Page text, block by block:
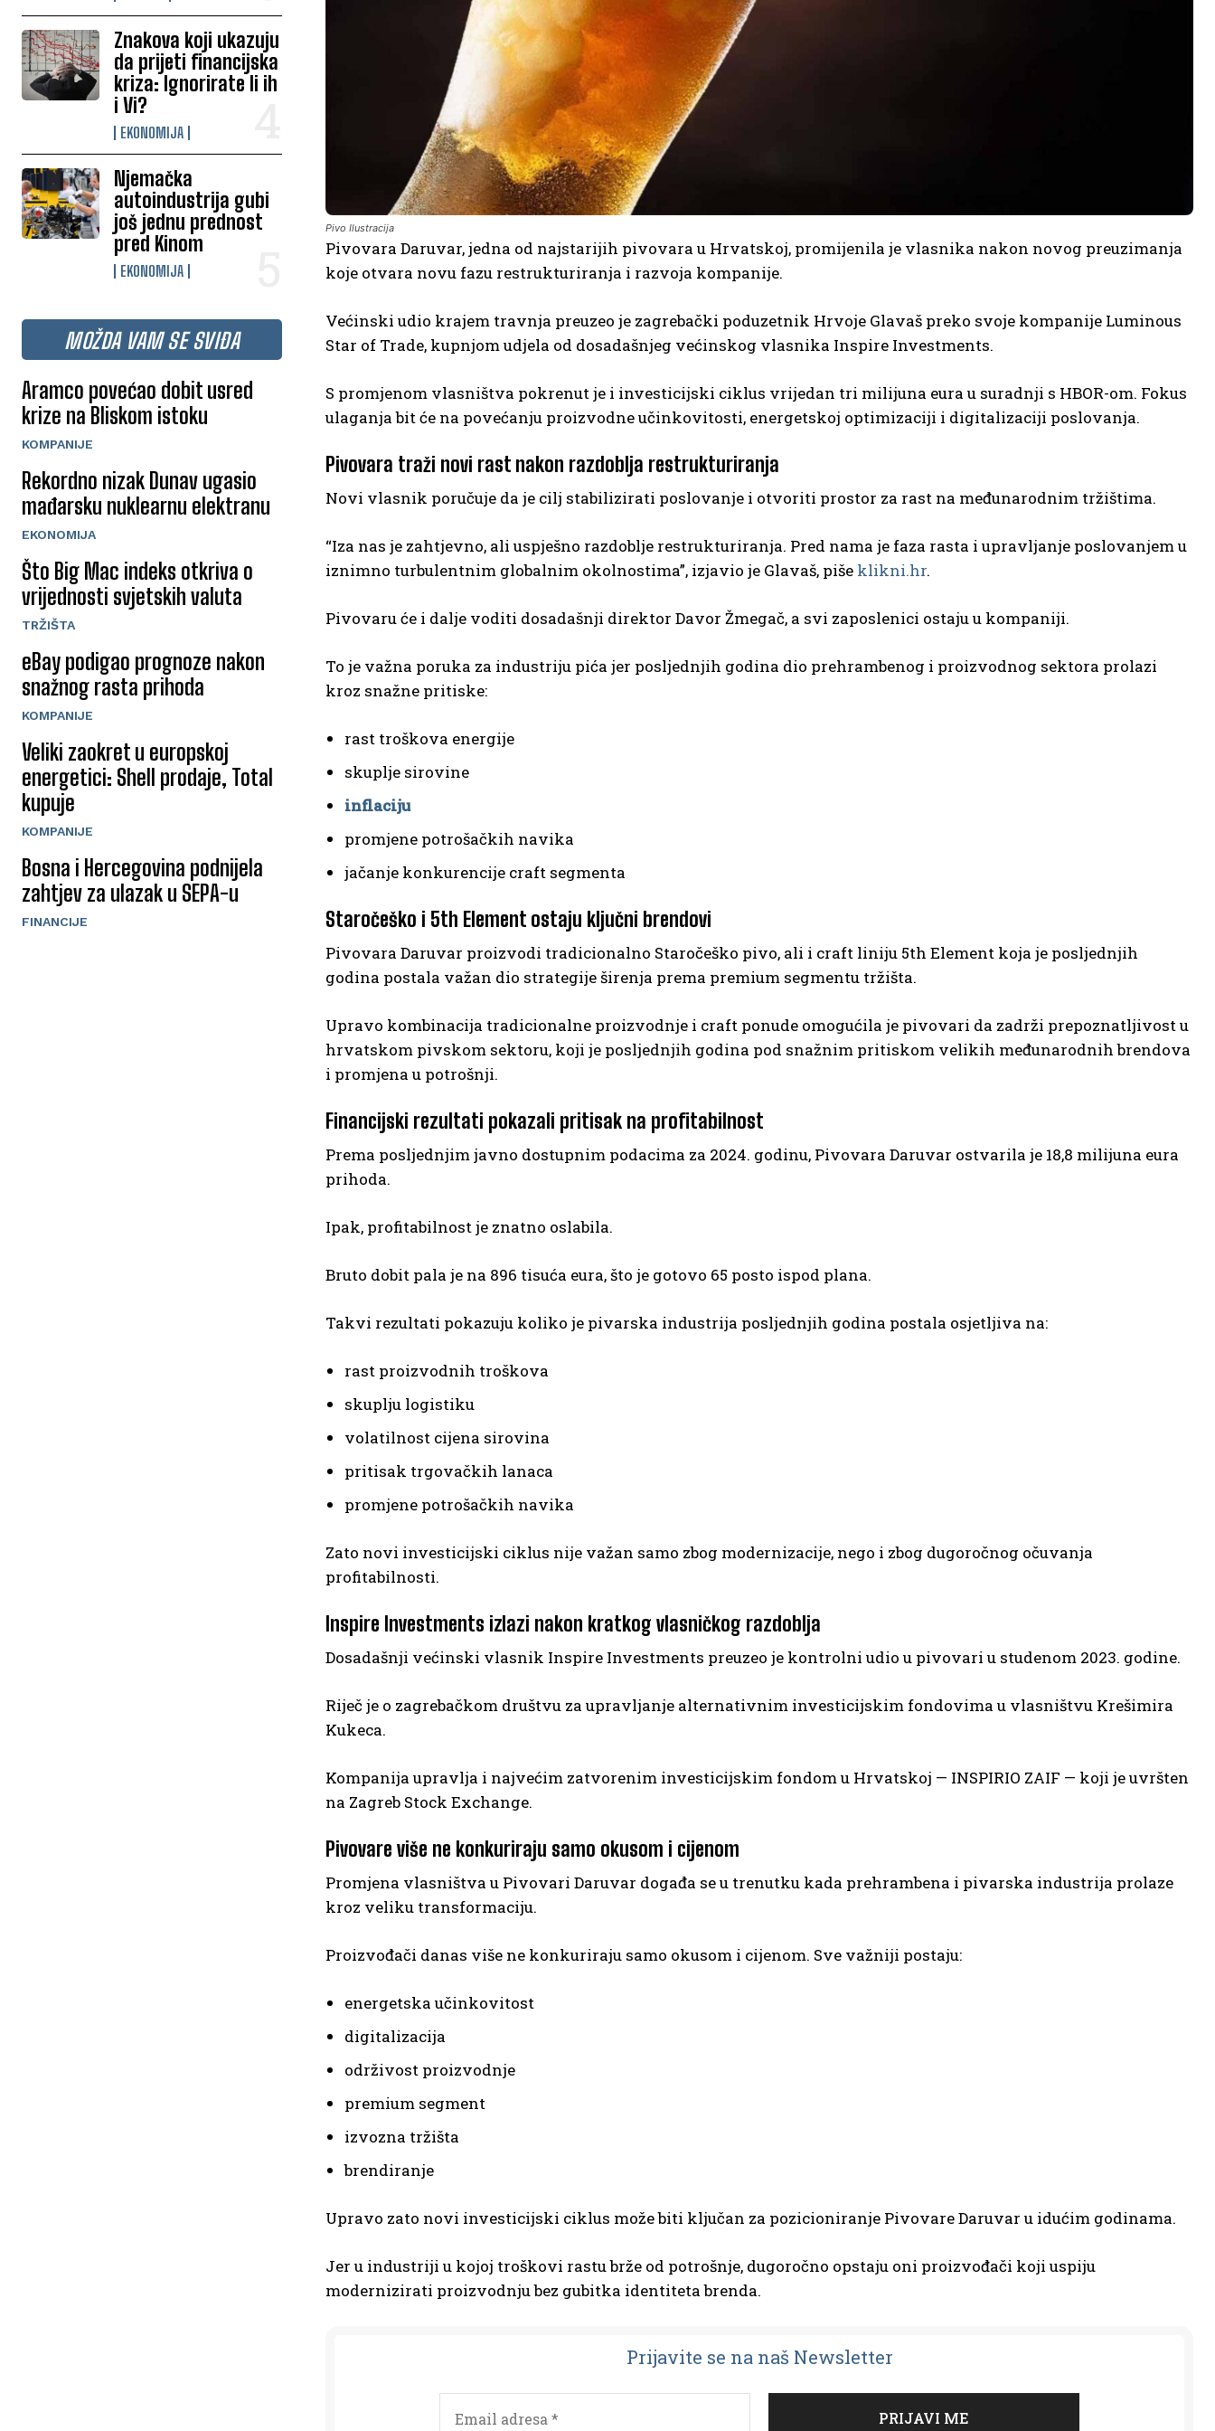
Znakova koji ukazuju
da prijeti financijska
kriza: Ignorirate li ih
i Vi?
EKONOMIJA
Njemačka
autoindustrija gubi
još jednu prednost
pred Kinom
EKONOMIJA
MOŽDA VAM SE SVIĐA
Aramco povećao dobit usred
krize na Bliskom istoku
KOMPANIJE
Rekordno nizak Dunav ugasio
mađarsku nuklearnu elektranu
EKONOMIJA
Što Big Mac indeks otkriva o
vrijednosti svjetskih valuta
TRŽIŠTA
eBay podigao prognoze nakon
snažnog rasta prihoda
KOMPANIJE
Veliki zaokret u europskoj
energetici: Shell prodaje, Total
kupuje
KOMPANIJE
Bosna i Hercegovina podnijela
zahtjev za ulazak u SEPA-u
FINANCIJE
Pivo Ilustracija
Pivovara Daruvar, jedna od najstarijih pivovara u Hrvatskoj, promijenila je vlasnika nakon novog preuzimanja
koje otvara novu fazu restrukturiranja i razvoja kompanije.
Većinski udio krajem travnja preuzeo je zagrebački poduzetnik Hrvoje Glavaš preko svoje kompanije Luminous
Star of Trade, kupnjom udjela od dosadašnjeg većinskog vlasnika Inspire Investments.
S promjenom vlasništva pokrenut je i investicijski ciklus vrijedan tri milijuna eura u suradnji s HBOR-om. Fokus
ulaganja bit će na povećanju proizvodne učinkovitosti, energetskoj optimizaciji i digitalizaciji poslovanja.
Pivovara traži novi rast nakon razdoblja restrukturiranja
Novi vlasnik poručuje da je cilj stabilizirati poslovanje i otvoriti prostor za rast na međunarodnim tržištima.
“Iza nas je zahtjevno, ali uspješno razdoblje restrukturiranja. Pred nama je faza rasta i upravljanje poslovanjem u
iznimno turbulentnim globalnim okolnostima”, izjavio je Glavaš, piše klikni.hr.
Pivovaru će i dalje voditi dosadašnji direktor Davor Žmegač, a svi zaposlenici ostaju u kompaniji.
To je važna poruka za industriju pića jer posljednjih godina dio prehrambenog i proizvodnog sektora prolazi
kroz snažne pritiske:
rast troškova energije
skuplje sirovine
inflaciju
promjene potrošačkih navika
jačanje konkurencije craft segmenta
Staročeško i 5th Element ostaju ključni brendovi
Pivovara Daruvar proizvodi tradicionalno Staročeško pivo, ali i craft liniju 5th Element koja je posljednjih
godina postala važan dio strategije širenja prema premium segmentu tržišta.
Upravo kombinacija tradicionalne proizvodnje i craft ponude omogućila je pivovari da zadrži prepoznatljivost u
hrvatskom pivskom sektoru, koji je posljednjih godina pod snažnim pritiskom velikih međunarodnih brendova
i promjena u potrošnji.
Financijski rezultati pokazali pritisak na profitabilnost
Prema posljednjim javno dostupnim podacima za 2024. godinu, Pivovara Daruvar ostvarila je 18,8 milijuna eura
prihoda.
Ipak, profitabilnost je znatno oslabila.
Bruto dobit pala je na 896 tisuća eura, što je gotovo 65 posto ispod plana.
Takvi rezultati pokazuju koliko je pivarska industrija posljednjih godina postala osjetljiva na:
rast proizvodnih troškova
skuplju logistiku
volatilnost cijena sirovina
pritisak trgovačkih lanaca
promjene potrošačkih navika
Zato novi investicijski ciklus nije važan samo zbog modernizacije, nego i zbog dugoročnog očuvanja
profitabilnosti.
Inspire Investments izlazi nakon kratkog vlasničkog razdoblja
Dosadašnji većinski vlasnik Inspire Investments preuzeo je kontrolni udio u pivovari u studenom 2023. godine.
Riječ je o zagrebačkom društvu za upravljanje alternativnim investicijskim fondovima u vlasništvu Krešimira
Kukeca.
Kompanija upravlja i najvećim zatvorenim investicijskim fondom u Hrvatskoj — INSPIRIO ZAIF — koji je uvršten
na Zagreb Stock Exchange.
Pivovare više ne konkuriraju samo okusom i cijenom
Promjena vlasništva u Pivovari Daruvar događa se u trenutku kada prehrambena i pivarska industrija prolaze
kroz veliku transformaciju.
Proizvođači danas više ne konkuriraju samo okusom i cijenom. Sve važniji postaju:
energetska učinkovitost
digitalizacija
održivost proizvodnje
premium segment
izvozna tržišta
brendiranje
Upravo zato novi investicijski ciklus može biti ključan za pozicioniranje Pivovare Daruvar u idućim godinama.
Jer u industriji u kojoj troškovi rastu brže od potrošnje, dugoročno opstaju oni proizvođači koji uspiju
modernizirati proizvodnju bez gubitka identiteta brenda.
Prijavite se na naš Newsletter